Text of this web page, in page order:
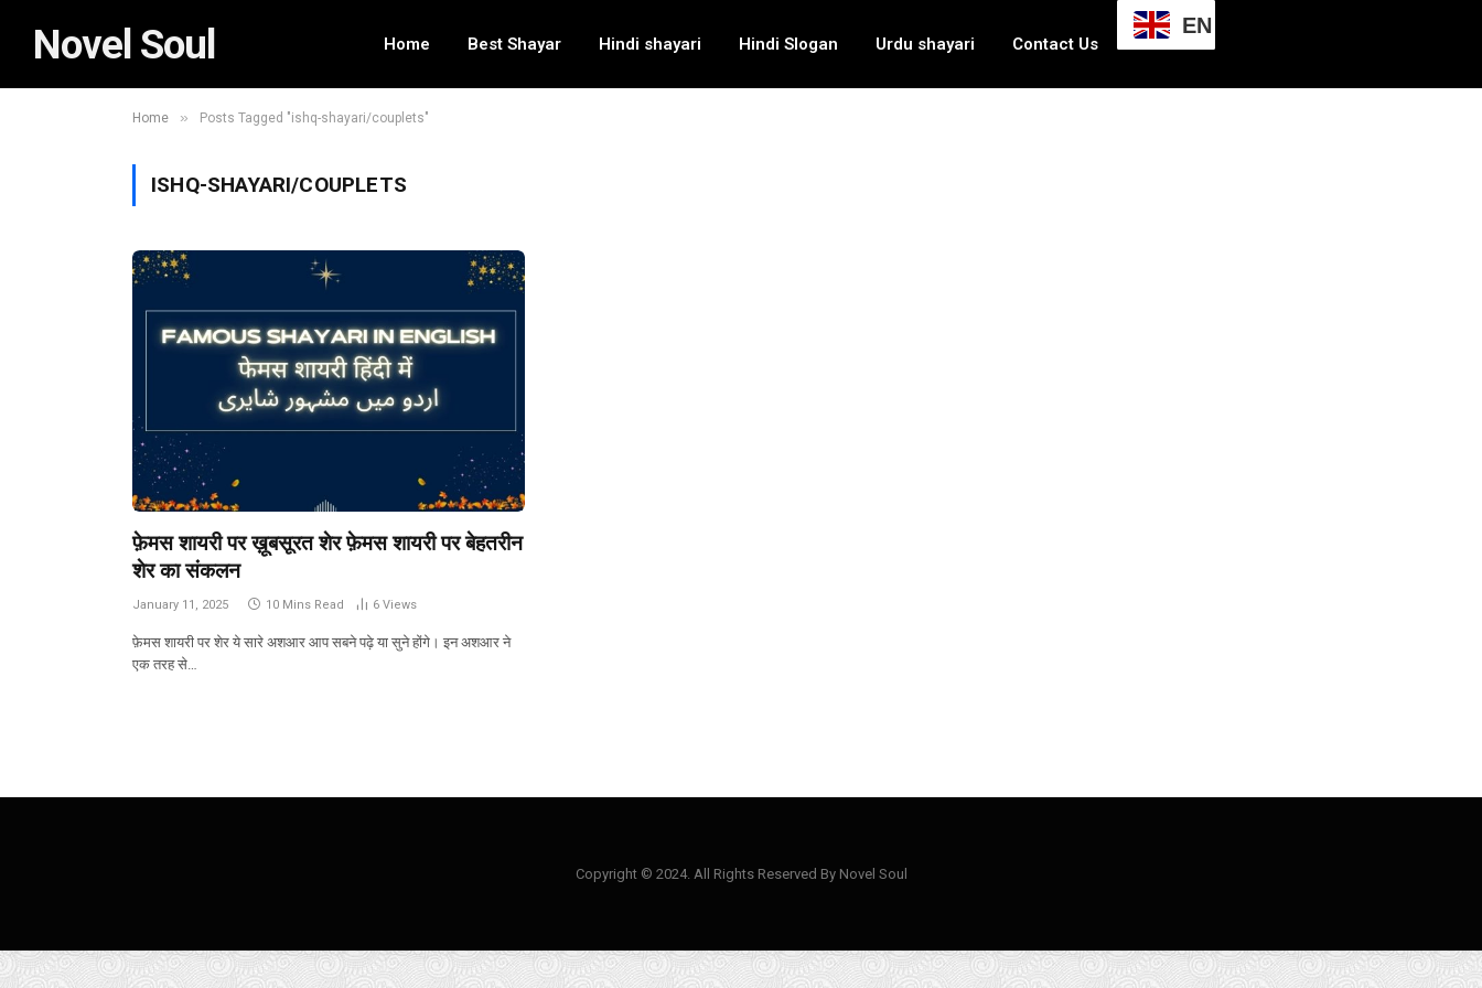
Novel Soul Home Best Shayar Hindi shayari Hindi Slogan Urdu shayari Contact Us
EN
Home » Posts Tagged "ishq-shayari/couplets"
ISHQ-SHAYARI/COUPLETS
फ़ेमस शायरी पर ख़ूबसूरत शेर फ़ेमस शायरी पर बेहतरीन
शेर का संकलन
January 11, 2025 10 Mins Read 6 Views
फ़ेमस शायरी पर शेर ये सारे अशआर आप सबने पढ़े या सुने होंगे। इन अशआर ने
एक तरह से…
Copyright © 2024. All Rights Reserved By Novel Soul